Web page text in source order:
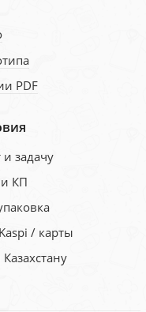
PDF
задачу
КП
/ карты